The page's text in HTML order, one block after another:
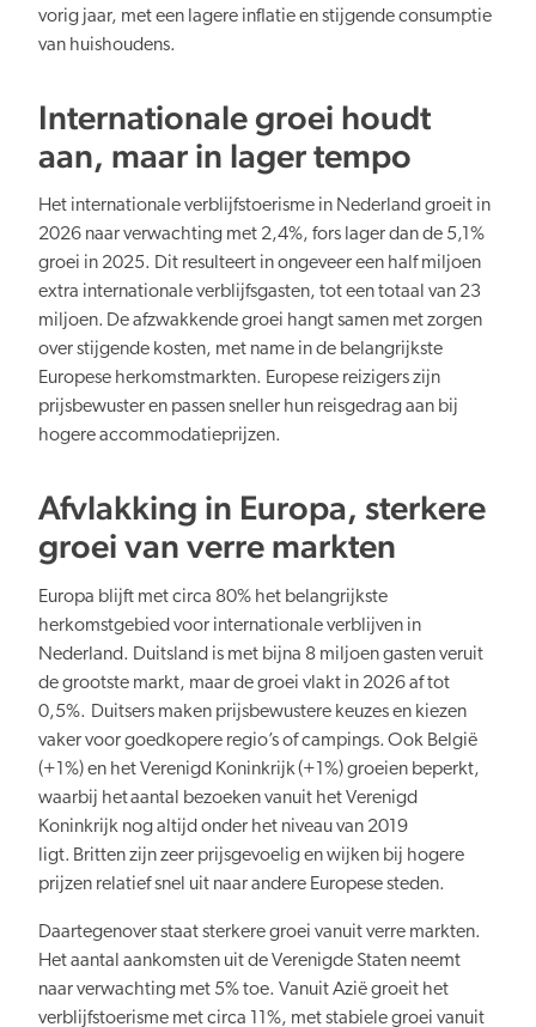
vorig jaar, met een lagere inflatie en stijgende consumptie
van huishoudens.
Internationale groei houdt
aan, maar in lager tempo
Het internationale verblijfstoerisme in Nederland groeit in
2026 naar verwachting met 2,4%, fors lager dan de 5,1%
groei in 2025. Dit resulteert in ongeveer een half miljoen
extra internationale verblijfsgasten, tot een totaal van 23
miljoen. De afzwakkende groei hangt samen met zorgen
over stijgende kosten, met name in de belangrijkste
Europese herkomstmarkten. Europese reizigers zijn
prijsbewuster en passen sneller hun reisgedrag aan bij
hogere accommodatieprijzen.
Afvlakking in Europa, sterkere
groei van verre markten
Europa blijft met circa 80% het belangrijkste
herkomstgebied voor internationale verblijven in
Nederland. Duitsland is met bijna 8 miljoen gasten veruit
de grootste markt, maar de groei vlakt in 2026 af tot
0,5%. Duitsers maken prijsbewustere keuzes en kiezen
vaker voor goedkopere regio’s of campings. Ook België
(+1%) en het Verenigd Koninkrijk (+1%) groeien beperkt,
waarbij het aantal bezoeken vanuit het Verenigd
Koninkrijk nog altijd onder het niveau van 2019
ligt. Britten zijn zeer prijsgevoelig en wijken bij hogere
prijzen relatief snel uit naar andere Europese steden.
Daartegenover staat sterkere groei vanuit verre markten.
Het aantal aankomsten uit de Verenigde Staten neemt
naar verwachting met 5% toe. Vanuit Azië groeit het
verblijfstoerisme met circa 11%, met stabiele groei vanuit